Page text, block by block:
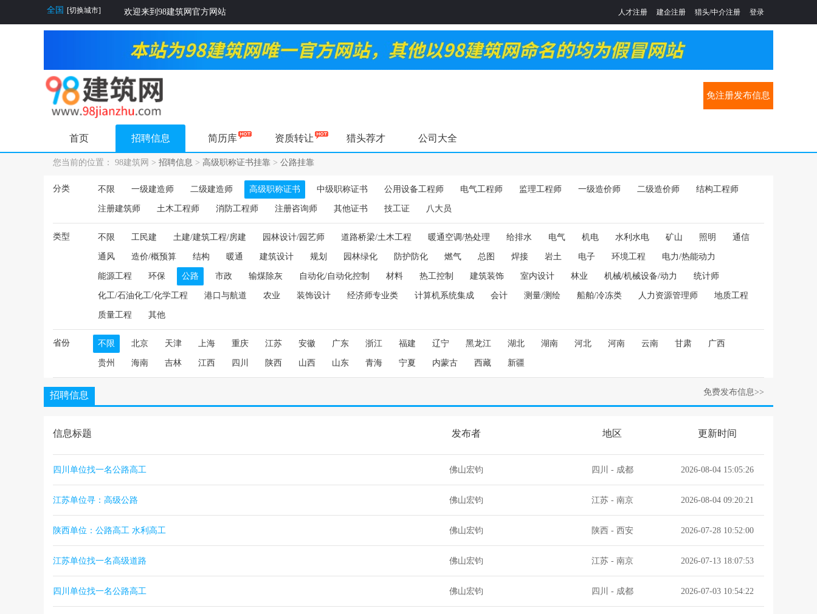
全国 [切换城市] 欢迎来到98建筑网官方网站 人才注册 建企注册 猎头/中介注册 登录
免注册发布信息
首页 招聘信息 简历库 资质转让 猎头荐才 公司大全
您当前的位置： 98建筑网 > 招聘信息 > 高级职称证书挂靠 > 公路挂靠
分类 不限 一级建造师 二级建造师 高级职称证书 中级职称证书 公用设备工程师 电气工程师 监理工程师 一级造价师 二级造价师 结构工程师
注册建筑师 土木工程师 消防工程师 注册咨询师 其他证书 技工证 八大员
类型 不限 工民建 土建/建筑工程/房建 园林设计/园艺师 道路桥梁/土木工程 暖通空调/热处理 给排水 电气 机电 水利水电 矿山 照明 通信
通风 造价/概预算 结构 暖通 建筑设计 规划 园林绿化 防护防化 燃气 总图 焊接 岩土 电子 环境工程 电力/热能动力
能源工程 环保 公路 市政 输煤除灰 自动化/自动化控制 材料 热工控制 建筑装饰 室内设计 林业 机械/机械设备/动力 统计师
化工/石油化工/化学工程 港口与航道 农业 装饰设计 经济师专业类 计算机系统集成 会计 测量/测绘 船舶/冷冻类 人力资源管理师 地质工程
质量工程 其他
省份 不限 北京 天津 上海 重庆 江苏 安徽 广东 浙江 福建 辽宁 黑龙江 湖北 湖南 河北 河南 云南 甘肃 广西
贵州 海南 吉林 江西 四川 陕西 山西 山东 青海 宁夏 内蒙古 西藏 新疆
招聘信息 免费发布信息>>
信息标题 发布者 地区 更新时间
四川单位找一名公路高工 佛山宏钧 四川 - 成都 2026-08-04 15:05:26
江苏单位寻：高级公路 佛山宏钧 江苏- 南京 2026-08-04 09:20:21
陕西单位：公路高工 水利高工 佛山宏钧 陕西 - 西安 2026-07-28 10:52:00
江苏单位找一名高级道路 佛山宏钧 江苏- 南京 2026-07-13 18:07:53
四川单位找一名公路高工 佛山宏钧 四川 - 成都 2026-07-03 10:54:22